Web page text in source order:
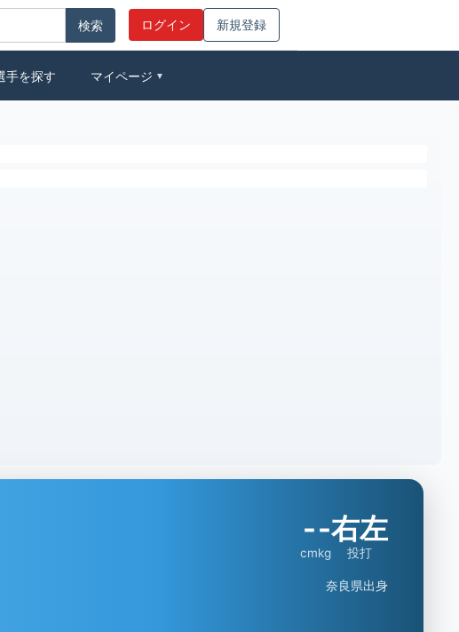
ログイン 新規登録
手を探す マイページ ▼
-
cm
-
kg
右左
投打
奈良県出身